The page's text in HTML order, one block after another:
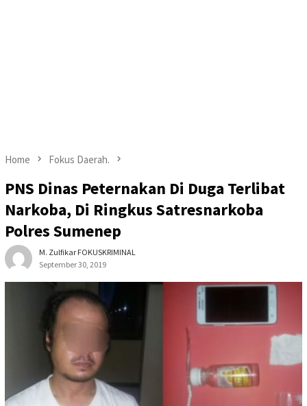
Home Fokus Daerah.
PNS Dinas Peternakan Di Duga Terlibat
Narkoba, Di Ringkus Satresnarkoba
Polres Sumenep
M. Zulfikar FOKUSKRIMINAL
September 30, 2019